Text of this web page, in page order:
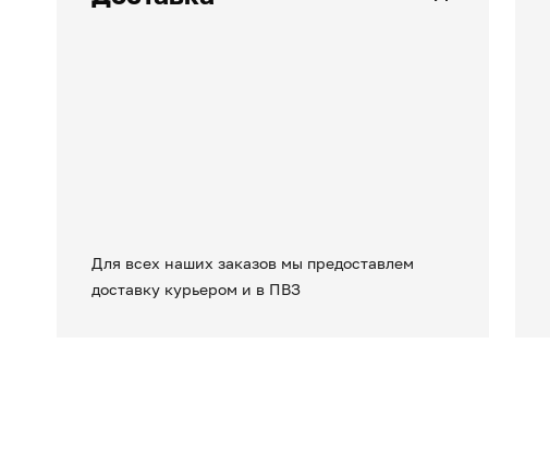
Для всех наших заказов мы предоставлем
доставку курьером и в ПВЗ